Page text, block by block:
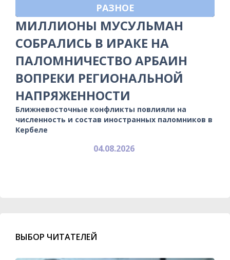
РАЗНОЕ
МИЛЛИОНЫ МУСУЛЬМАН
СОБРАЛИСЬ В ИРАКЕ НА
ПАЛОМНИЧЕСТВО АРБАИН
ВОПРЕКИ РЕГИОНАЛЬНОЙ
НАПРЯЖЕННОСТИ
Ближневосточные конфликты повлияли на
численность и состав иностранных паломников в
Кербеле
04.08.2026
ВЫБОР ЧИТАТЕЛЕЙ